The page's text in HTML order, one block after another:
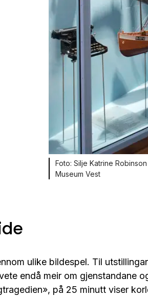
Silje Katrine Robinson
Museum Vest
ulike bildespel. Til
endå meir om gjenstandane
på 25 minutt viser